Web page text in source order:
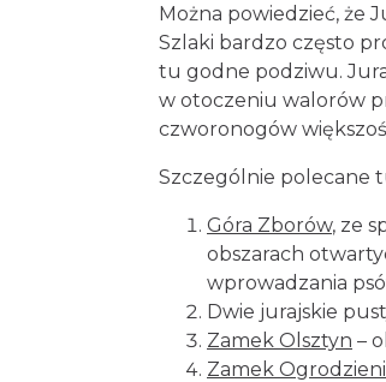
Można powiedzieć, że
Szlaki bardzo często
tu godne podziwu.
w otoczeniu walorów
czworonogów
Szczególnie polecane
Góra Zborów, ze
obszarach
wprowadzania
Dwie jurajskie
Zamek Olsztyn –
Zamek